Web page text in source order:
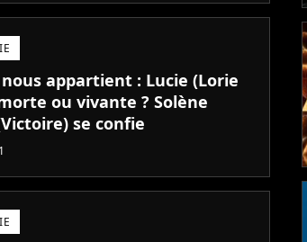
appartient : Lucie (Lorie
ou vivante ? Solène
se confie